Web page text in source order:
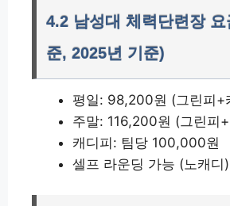
4.2 남성대 체력단련장 요
준, 2025년 기준)
평일: 98,200원 (그린피+
주말: 116,200원 (그린피
캐디피: 팀당 100,000원
셀프 라운딩 가능 (노캐디)